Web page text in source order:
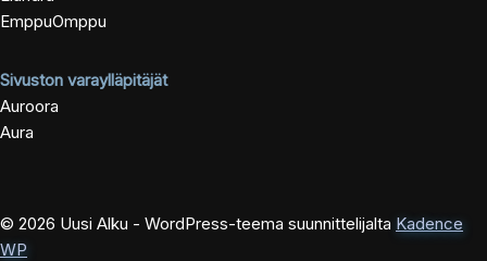
EmppuOmppu
Sivuston varaylläpitäjät
Auroora
Aura
© 2026 Uusi Alku - WordPress-teema suunnittelijalta Kadence
WP